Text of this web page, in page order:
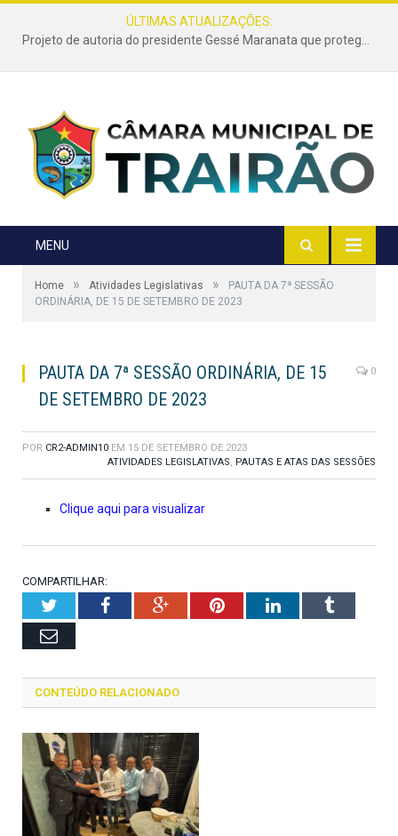
ÚLTIMAS ATUALIZAÇÕES:
Projeto de autoria do presidente Gessé Maranata que protege as estradas vicinais de Trairão é transformado em lei
MENU
Home » Atividades Legislativas »
PAUTA DA 7ª SESSÃO
ORDINÁRIA, DE 15 DE SETEMBRO DE 2023
PAUTA DA 7ª SESSÃO ORDINÁRIA, DE 15
DE SETEMBRO DE 2023
0
POR CR2-ADMIN10 EM 15 DE SETEMBRO DE 2023
ATIVIDADES LEGISLATIVAS, PAUTAS E ATAS DAS SESSÕES
Clique aqui para visualizar
COMPARTILHAR:
TwitterFacebookGoogle+PinterestLinkedInTumblr
Email
CONTEÚDO RELACIONADO